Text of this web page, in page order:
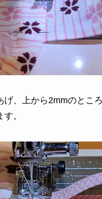
、上から2mmのところ
。